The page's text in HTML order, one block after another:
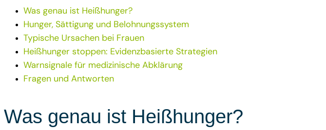
Was genau ist Heißhunger?
Hunger, Sättigung und Belohnungssystem
Typische Ursachen bei Frauen
Heißhunger stoppen: Evidenzbasierte Strategien
Warnsignale für medizinische Abklärung
Fragen und Antworten
Was genau ist Heißhunger?